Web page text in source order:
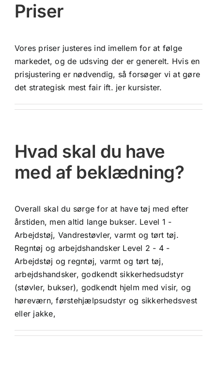
Priser
Vores priser justeres ind imellem for at følge
markedet, og de udsving der er generelt. Hvis en
prisjustering er nødvendig, så forsøger vi at gøre
det strategisk mest fair ift. jer kursister.
Hvad skal du have
med af beklædning?
Overall skal du sørge for at have tøj med efter
årstiden, men altid lange bukser. Level 1 -
Arbejdstøj, Vandrestøvler, varmt og tørt tøj.
Regntøj og arbejdshandsker Level 2 - 4 -
Arbejdstøj og regntøj, varmt og tørt tøj,
arbejdshandsker, godkendt sikkerhedsudstyr
(støvler, bukser), godkendt hjelm med visir, og
høreværn, førstehjælpsudstyr og sikkerhedsvest
eller jakke,